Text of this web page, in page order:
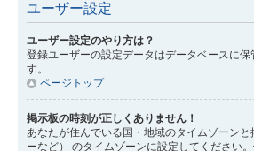
ユーザー設定
ユーザー設定のやり方は？
登録ユーザーの設定データはデータベースに
す。
ページトップ
掲示板の時刻が正しくありません！
あなたが住んでいる国・地域のタイムゾーン
ーなど） のタイムゾーンに設定してください